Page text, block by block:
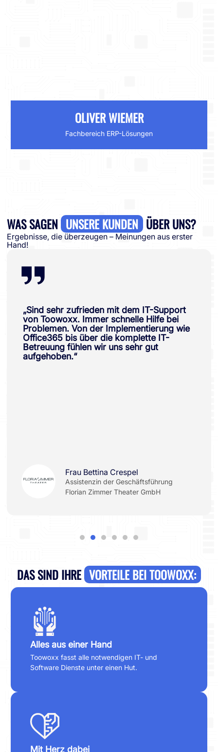
OLIVER WIEMER
Fachbereich ERP-Lösungen
WAS SAGEN UNSERE KUNDEN ÜBER UNS?
Ergebnisse, die überzeugen – Meinungen aus erster
Hand!
„Sind sehr zufrieden mit dem IT-Support
von Toowoxx. Immer schnelle Hilfe bei
Problemen. Von der Implementierung wie
Office365 bis über die komplette IT-
Betreuung fühlen wir uns sehr gut
aufgehoben.“
Frau Bettina Crespel
Assistenzin der Geschäftsführung
Florian Zimmer Theater GmbH
DAS SIND IHRE VORTEILE BEI TOOWOXX:
Alles aus einer Hand
Toowoxx fasst alle notwendigen IT- und
Software Dienste unter einen Hut.
Mit Herz dabei